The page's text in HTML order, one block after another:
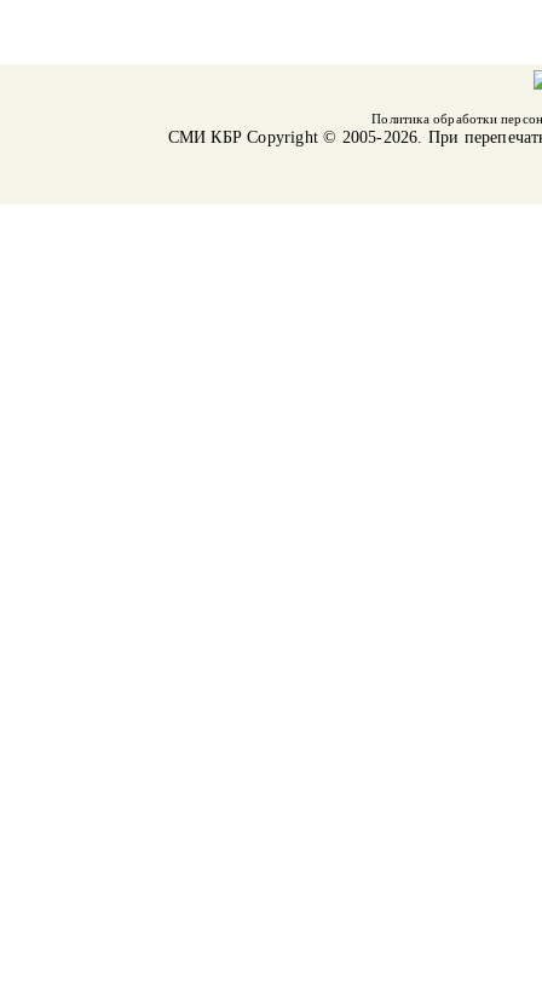
Политика обработки
СМИ КБРCopyright © 2005-2026. При